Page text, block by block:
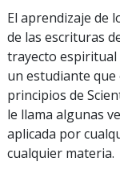
El aprendizaje de
de las escrituras
trayecto espiritual
un estudiante que
principios de
le llama algunas
aplicada por
cualquier materia.